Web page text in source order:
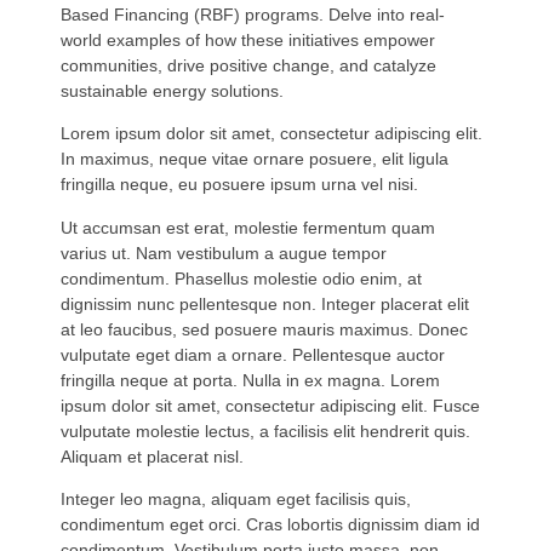
Based Financing (RBF) programs. Delve into real-
world examples of how these initiatives empower
communities, drive positive change, and catalyze
sustainable energy solutions.
Lorem ipsum dolor sit amet, consectetur adipiscing elit.
In maximus, neque vitae ornare posuere, elit ligula
fringilla neque, eu posuere ipsum urna vel nisi.
Ut accumsan est erat, molestie fermentum quam
varius ut. Nam vestibulum a augue tempor
condimentum. Phasellus molestie odio enim, at
dignissim nunc pellentesque non. Integer placerat elit
at leo faucibus, sed posuere mauris maximus. Donec
vulputate eget diam a ornare. Pellentesque auctor
fringilla neque at porta. Nulla in ex magna. Lorem
ipsum dolor sit amet, consectetur adipiscing elit. Fusce
vulputate molestie lectus, a facilisis elit hendrerit quis.
Aliquam et placerat nisl.
Integer leo magna, aliquam eget facilisis quis,
condimentum eget orci. Cras lobortis dignissim diam id